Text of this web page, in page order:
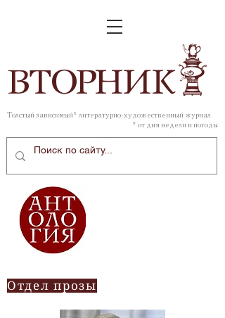
ВТОРНИК
Толстый зависимый* литературно-художественный журнал
* от дня недели и погоды
Отдел прозы